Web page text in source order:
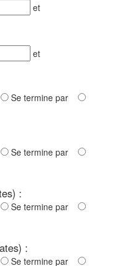
et
et
Se termine par
Se termine par
:
Se termine par
:
Se termine par